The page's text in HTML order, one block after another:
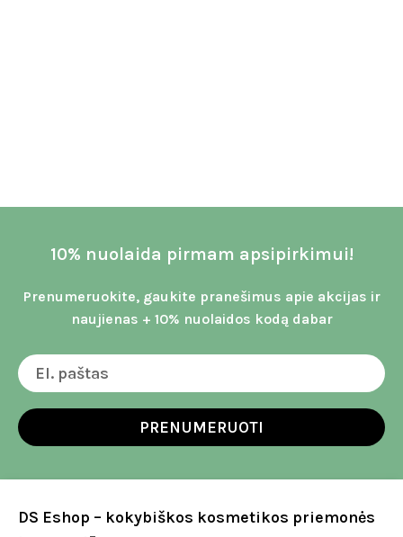
10% nuolaida pirmam apsipirkimui!
Prenumeruokite, gaukite pranešimus apie akcijas ir
naujienas + 10% nuolaidos kodą dabar
PRENUMERUOTI
DS Eshop – kokybiškos kosmetikos priemonės